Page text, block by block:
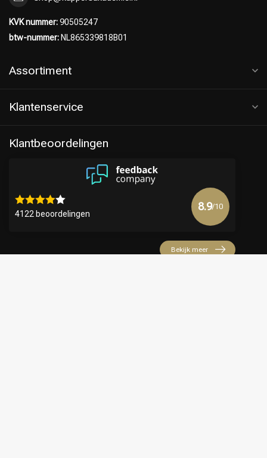
KVK nummer:90505247
btw-nummer: NL865339818B01
Assortiment
Klantenservice
Klantbeoordelingen
4122 beoordelingen
8.9/10
Bekijk meer